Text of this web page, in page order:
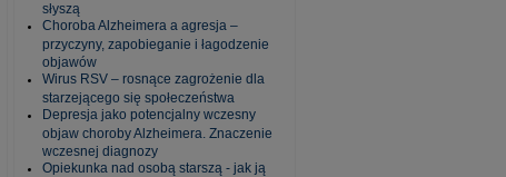
słyszą
Choroba Alzheimera a agresja –
przyczyny, zapobieganie i łagodzenie
objawów
Wirus RSV – rosnące zagrożenie dla
starzejącego się społeczeństwa
Depresja jako potencjalny wczesny
objaw choroby Alzheimera. Znaczenie
wczesnej diagnozy
Opiekunka nad osobą starszą - jak ją